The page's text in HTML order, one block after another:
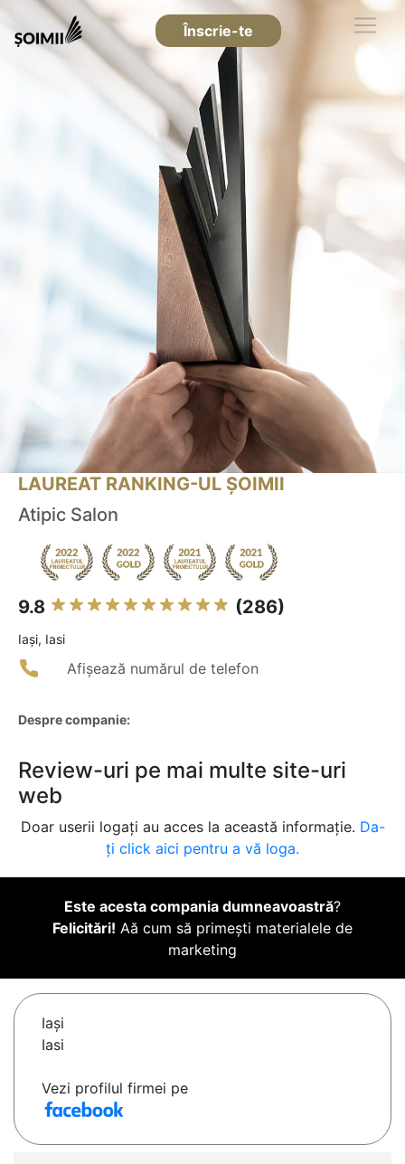
Înscrie-te
LAUREAT RANKING-UL ȘOIMII
Atipic Salon
9.8 (286)
Iaşi, Iasi
Afișează numărul de telefon
Despre companie:
Review-uri pe mai multe site-uri
web
Doar userii logați au acces la această informație. Da-
ți click aici pentru a vă loga.
Este acesta compania dumneavoastră?
Felicitări! Aă cum să primești materialele de
marketing
Iaşi
Iasi
Vezi profilul firmei pe